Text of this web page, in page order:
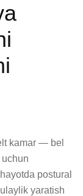
kamar — bel
postural
yaratish